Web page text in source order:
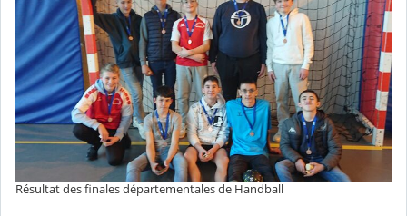
Résultat des finales départementales de Handball